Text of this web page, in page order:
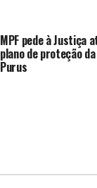
MPF pede à Justiça
plano de proteção
Purus